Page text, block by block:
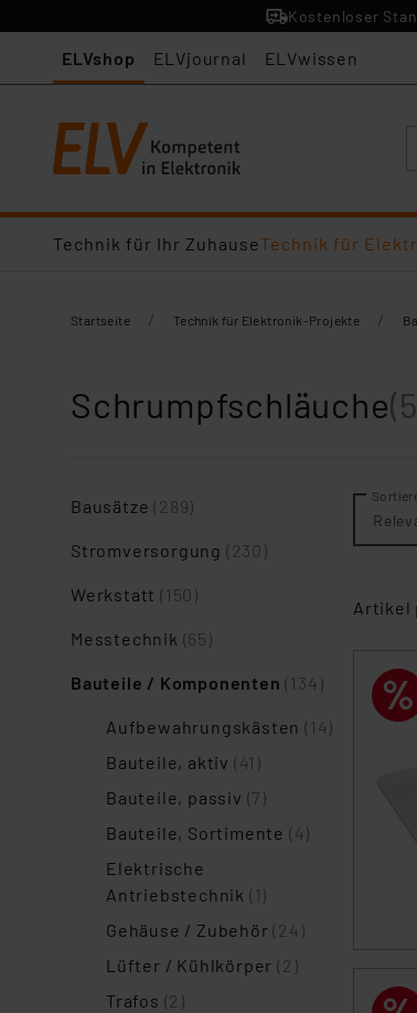
Kostenloser
ELVshop ELVjournal ELVwissen
Technik für Ihr ZuhauseTechnik für
Startseite / Technik für Elektronik-Projekte /
Schrumpfschläuche
Bausätze(289)
Stromversorgung (230)
Werkstatt(150)
Messtechnik (65)
Bauteile / Komponenten(134)
Aufbewahrungskästen(14)
Bauteile, aktiv (41)
Bauteile, passiv (7)
Bauteile, Sortimente (4)
Elektrische
Antriebstechnik (1)
Gehäuse / Zubehör(24)
Lüfter / Kühlkörper(2)
Trafos (2)
Artikel